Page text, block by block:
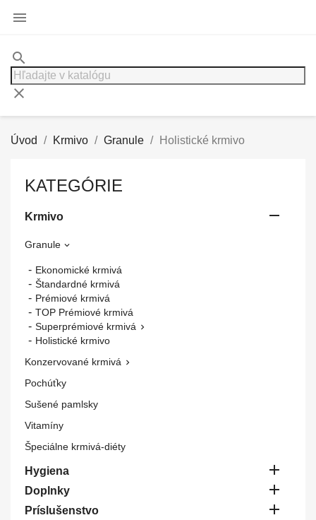

search
clear
Úvod Krmivo Granule Holistické krmivo
KATEGÓRIE
Krmivo 
Granule 
Ekonomické krmivá
Štandardné krmivá
Prémiové krmivá
TOP Prémiové krmivá
Superprémiové krmivá 
Holistické krmivo
Konzervované krmivá 
Pochúťky
Sušené pamlsky
Vitamíny
Špeciálne krmivá-diéty
Hygiena 
Doplnky 
Príslušenstvo 